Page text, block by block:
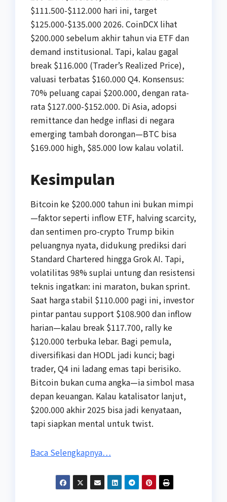
$111.500-$112.000 hari ini, target
$125.000-$135.000 2026. CoinDCX lihat
$200.000 sebelum akhir tahun via ETF dan
demand institusional. Tapi, kalau gagal
break $116.000 (Trader’s Realized Price),
valuasi terbatas $160.000 Q4. Konsensus:
70% peluang capai $200.000, dengan rata-
rata $127.000-$152.000. Di Asia, adopsi
remittance dan hedge inflasi di negara
emerging tambah dorongan—BTC bisa
$169.000 high, $85.000 low kalau volatil.
Kesimpulan
Bitcoin ke $200.000 tahun ini bukan mimpi
—faktor seperti inflow ETF, halving scarcity,
dan sentimen pro-crypto Trump bikin
peluangnya nyata, didukung prediksi dari
Standard Chartered hingga Grok AI. Tapi,
volatilitas 98% suplai untung dan resistensi
teknis ingatkan: ini maraton, bukan sprint.
Saat harga stabil $110.000 pagi ini, investor
pintar pantau support $108.900 dan inflow
harian—kalau break $117.700, rally ke
$120.000 terbuka lebar. Bagi pemula,
diversifikasi dan HODL jadi kunci; bagi
trader, Q4 ini ladang emas tapi berisiko.
Bitcoin bukan cuma angka—ia simbol masa
depan keuangan. Kalau katalisator lanjut,
$200.000 akhir 2025 bisa jadi kenyataan,
tapi siapkan mental untuk twist.
Baca Selengkapnya…